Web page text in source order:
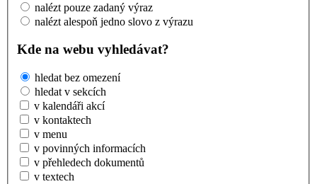
nalézt pouze zadaný výraz
nalézt alespoň jedno slovo z výrazu
Kde na webu vyhledávat?
hledat bez omezení
hledat v sekcích
v kalendáři akcí
v kontaktech
v menu
v povinných informacích
v přehledech dokumentů
v textech